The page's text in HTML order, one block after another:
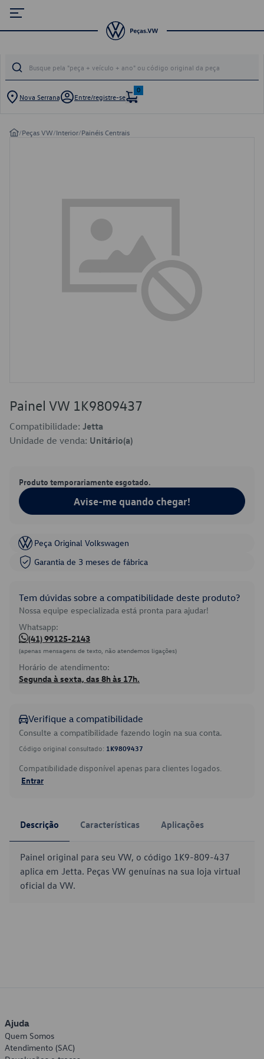
Nova Serrana Entre/registre-se
0
/Peças VW/Interior/Painéis Centrais
Painel VW 1K9809437
Compatibilidade: Jetta
Unidade de venda: Unitário(a)
Produto temporariamente esgotado.
Avise-me quando chegar!
Peça Original Volkswagen
Garantia de 3 meses de fábrica
Tem dúvidas sobre a compatibilidade deste produto?
Nossa equipe especializada está pronta para ajudar!
Whatsapp:
(41) 99125-2143
(apenas mensagens de texto, não atendemos ligações)
Horário de atendimento:
Segunda à sexta, das 8h às 17h.
Verifique a compatibilidade
Consulte a compatibilidade fazendo login na sua conta.
Código original consultado: 1K9809437
Compatibilidade disponível apenas para clientes logados.
Entrar
Descrição Características Aplicações
Painel original para seu VW, o código 1K9-809-437
aplica em Jetta. Peças VW genuínas na sua loja virtual
oficial da VW.
Ajuda
Quem Somos
Atendimento (SAC)